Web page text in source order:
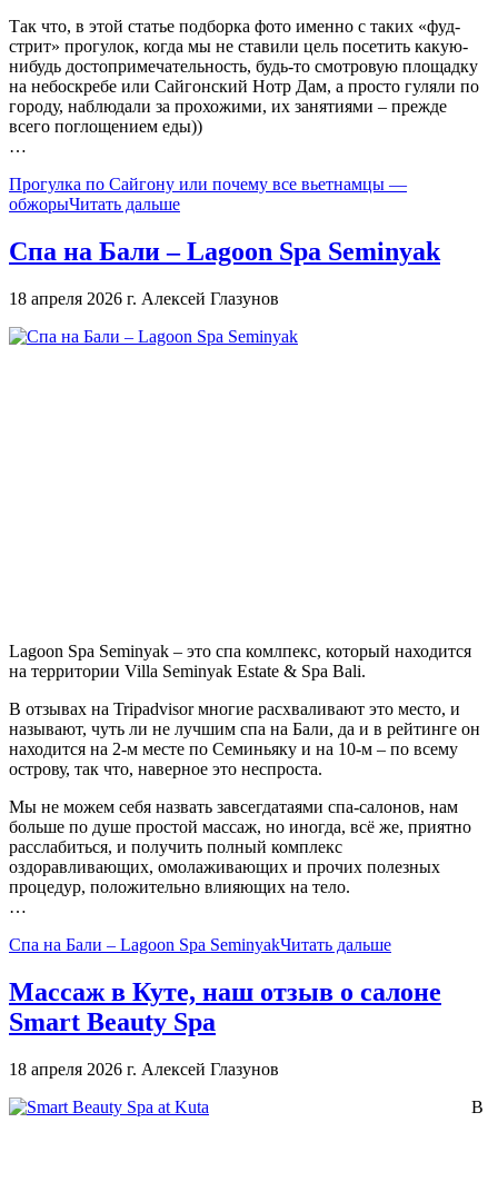
Так что, в этой статье подборка фото именно с таких «фуд-
стрит» прогулок, когда мы не ставили цель посетить какую-
нибудь достопримечательность, будь-то смотровую площадку
на небоскребе или Сайгонский Нотр Дам, а просто гуляли по
городу, наблюдали за прохожими, их занятиями – прежде
всего поглощением еды))
…
Прогулка по Сайгону или почему все вьетнамцы —
обжорыЧитать дальше
Спа на Бали – Lagoon Spa Seminyak
18 апреля 2026 г. Алексей Глазунов
Lagoon Spa Seminyak – это спа комлпекс, который находится
на территории Villa Seminyak Estate & Spa Bali.
В отзывах на Tripadvisor многие расхваливают это место, и
называют, чуть ли не лучшим спа на Бали, да и в рейтинге он
находится на 2-м месте по Семиньяку и на 10-м – по всему
острову, так что, наверное это неспроста.
Мы не можем себя назвать завсегдатаями спа-салонов, нам
больше по душе простой массаж, но иногда, всё же, приятно
расслабиться, и получить полный комплекс
оздоравливающих, омолаживающих и прочих полезных
процедур, положительно влияющих на тело.
…
Спа на Бали – Lagoon Spa SeminyakЧитать дальше
Массаж в Куте, наш отзыв о салоне
Smart Beauty Spa
18 апреля 2026 г. Алексей Глазунов
В